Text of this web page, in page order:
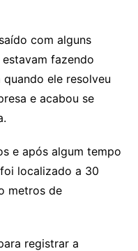
com alguns
fazendo
ele resolveu
e acabou se
e após algum tempo
localizado a 30
metros de
registrar a